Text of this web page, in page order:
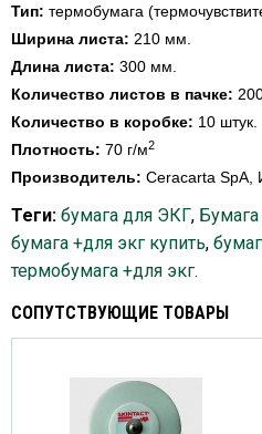
Тип: термобумага
Ширина листа: 210 мм.
Длина листа: 300 мм.
Количество листов в пачке:
Количество в коробке: 10 штук.
Плотность: 70 г/м2
Производитель: Ceracarta SpA,
Теги: бумага для ЭКГ,
бумага +для экг купить,
термобумага +для экг.
СОПУТСТВУЮЩИЕ ТОВАРЫ